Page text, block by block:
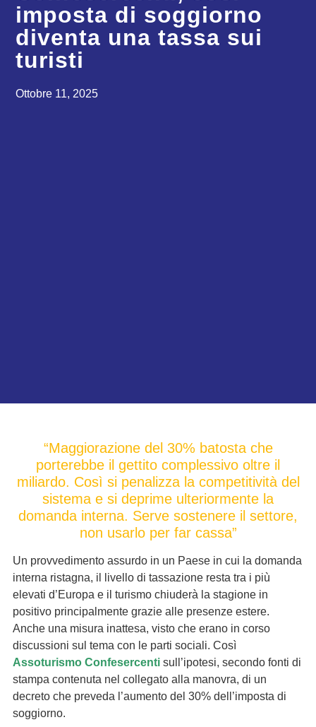
imposta di soggiorno
diventa una tassa sui
turisti
Ottobre 11, 2025
“Maggiorazione del 30% batosta che
porterebbe il gettito complessivo oltre il
miliardo. Così si penalizza la competitività del
sistema e si deprime ulteriormente la
domanda interna. Serve sostenere il settore,
non usarlo per far cassa”
Un provvedimento assurdo in un Paese in cui la domanda
interna ristagna, il livello di tassazione resta tra i più
elevati d’Europa e il turismo chiuderà la stagione in
positivo principalmente grazie alle presenze estere.
Anche una misura inattesa, visto che erano in corso
discussioni sul tema con le parti sociali. Così
Assoturismo Confesercentisull’ipotesi, secondo fonti di
stampa contenuta nel collegato alla manovra, di un
decreto che preveda l’aumento del 30% dell’imposta di
soggiorno.